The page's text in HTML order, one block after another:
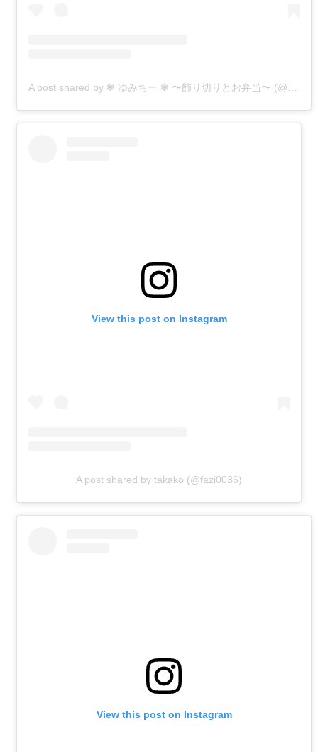
A post shared by ❃ ゆみちー ❃ 〜飾り切りとお弁当〜 (@kobo0212)
View this post on Instagram
A post shared by takako (@fazi0036)
View this post on Instagram